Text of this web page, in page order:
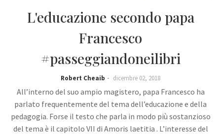
L'educazione secondo papa
Francesco
#passeggiandoneilibri
Robert Cheaib dicembre 02, 2018
All’interno del suo ampio magistero, papa Francesco ha
parlato frequentemente del tema dell’educazione e della
pedagogia. Forse il testo che parla in modo più sostanzioso
del tema è il capitolo VII di Amoris laetitia . L’interesse del